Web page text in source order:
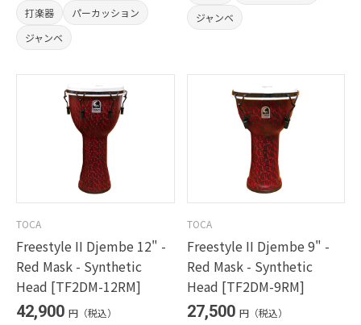
打楽器
パーカッション
ジャンベ
ジャンベ
TOCA
Freestyle II Djembe 12" -
Red Mask - Synthetic
Head [TF2DM-12RM]
42,900 円（税込）
TOCA
Freestyle II Djembe 9" -
Red Mask - Synthetic
Head [TF2DM-9RM]
27,500 円（税込）